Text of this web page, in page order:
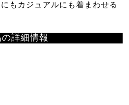
もカジュアルにも着まわせる
詳細情報